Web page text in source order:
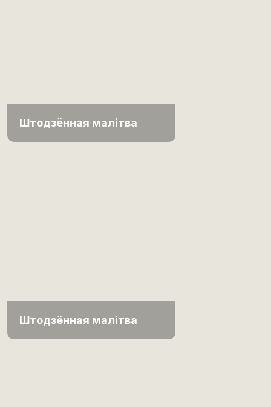
Штодзённая малітва
Штодзённая малітва